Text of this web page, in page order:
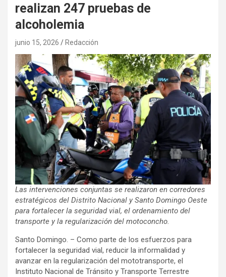
realizan 247 pruebas de
alcoholemia
junio 15, 2026 Redacción
Las intervenciones conjuntas se realizaron en corredores
estratégicos del Distrito Nacional y Santo Domingo Oeste
para fortalecer la seguridad vial, el ordenamiento del
transporte y la regularización del motoconcho.
Santo Domingo. – Como parte de los esfuerzos para
fortalecer la seguridad vial, reducir la informalidad y
avanzar en la regularización del mototransporte, el
Instituto Nacional de Tránsito y Transporte Terrestre